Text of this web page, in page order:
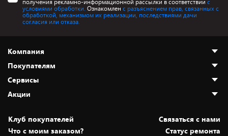
условиями обработки. Ознакомлен с разъяснением прав, связанных с
обработкой, механизмом их реализации, последствиями дачи
согласия или отказа.
Компания
О нас
Адреса магазинов
Новости
Статьи и обзоры
Вакансии
Покупателям
Как сделать заказ
Оплата и доставка
Безналичный расчёт
Обмен и возврат товара
Сервисы
Установка техники
Для игровых консолей
Акции
Скидки и промокоды
Белорусские товары
Клуб покупателей
Cвязаться с нами
Что с моим заказом?
Статус ремонта